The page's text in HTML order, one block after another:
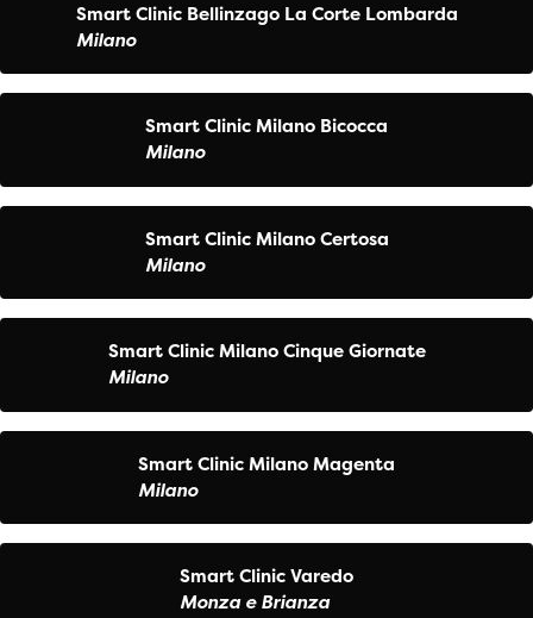
Smart Clinic Bellinzago La Corte Lombarda
Milano
Smart Clinic Milano Bicocca
Milano
Smart Clinic Milano Certosa
Milano
Smart Clinic Milano Cinque Giornate
Milano
Smart Clinic Milano Magenta
Milano
Smart Clinic Varedo
Monza e Brianza